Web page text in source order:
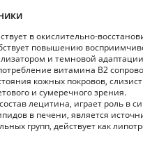
в окислительно-
повышению
и темновой
витамина В2
кожных покровов,
и сумеречного зрения.
лецитина, играет роль в
в печени, является
групп, действует как